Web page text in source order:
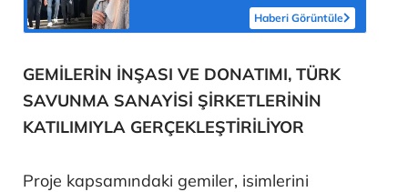
Haberi Görüntüle
GEMİLERİN İNŞASI VE DONATIMI, TÜRK
SAVUNMA SANAYİSİ ŞİRKETLERİNİN
KATILIMIYLA GERÇEKLEŞTİRİLİYOR
Proje kapsamındaki gemiler, isimlerini